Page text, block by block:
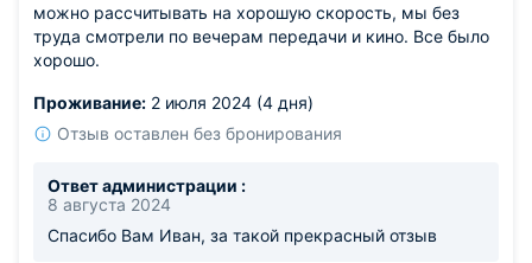
можно рассчитывать на хорошую скорость, мы без
труда смотрели по вечерам передачи и кино. Все было
хорошо.
Проживание: 2 июля 2024 (4 дня)
Отзыв оставлен без бронирования
Ответ администрации :
8 августа 2024
Спасибо Вам Иван, за такой прекрасный отзыв